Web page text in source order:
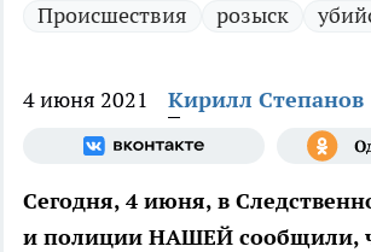
Происшествия розыск
4 июня 2021 Кирилл Степанов
Сегодня, 4 июня, в
и полиции НАШЕЙ сообщили,